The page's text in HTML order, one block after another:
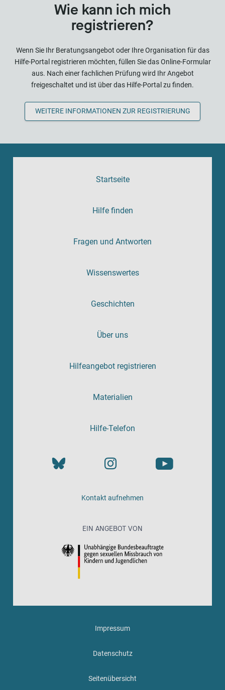
Wie kann ich mich
registrieren?
Wenn Sie Ihr Beratungsangebot oder Ihre Organisation für das
Hilfe-Portal registrieren möchten, füllen Sie das Online-Formular
aus. Nach einer fachlichen Prüfung wird Ihr Angebot
freigeschaltet und ist über das Hilfe-Portal zu finden.
WEITERE INFORMATIONEN ZUR REGISTRIERUNG
Startseite
Hilfe finden
Fragen und Antworten
Wissenswertes
Geschichten
Über uns
Hilfeangebot registrieren
Materialien
Hilfe-Telefon
Kontakt aufnehmen
EIN ANGEBOT VON
Impressum
Datenschutz
Seitenübersicht